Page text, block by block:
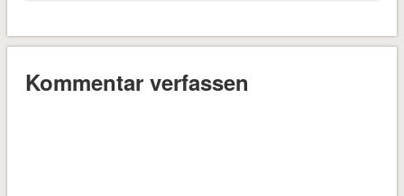
Kommentar verfassen